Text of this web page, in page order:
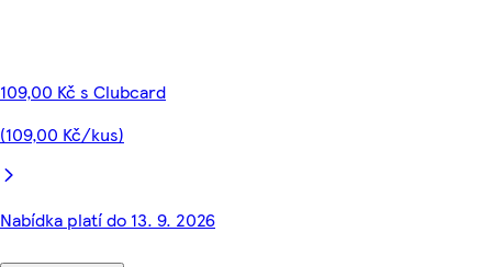
109,00 Kč s Clubcard
(109,00 Kč/kus)
Nabídka platí do 13. 9. 2026